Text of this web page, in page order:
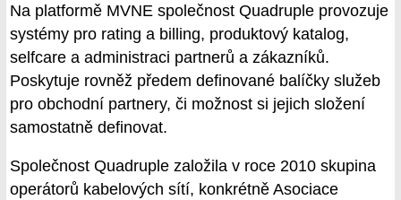
Na platformě MVNE společnost Quadruple provozuje
systémy pro rating a billing, produktový katalog,
selfcare a administraci partnerů a zákazníků.
Poskytuje rovněž předem definované balíčky služeb
pro obchodní partnery, či možnost si jejich složení
samostatně definovat.
Společnost Quadruple založila v roce 2010 skupina
operátorů kabelových sítí, konkrétně Asociace